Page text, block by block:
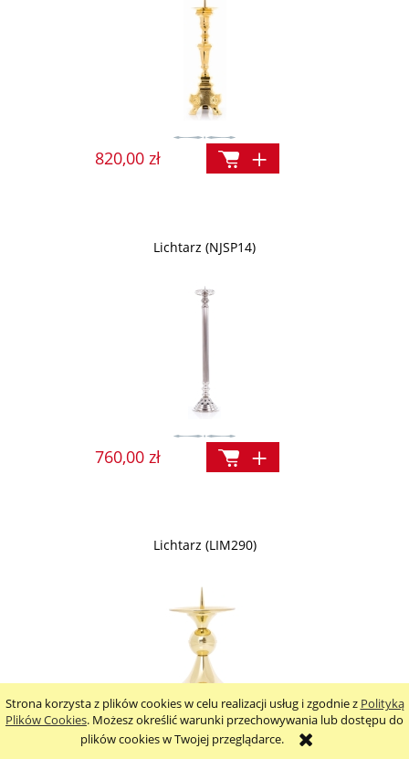
Strona korzysta z plików cookies w celu realizacji usług i zgodnie z Polityką
Plików Cookies. Możesz określić warunki przechowywania lub dostępu do
plików cookies w Twojej przeglądarce.
820,00 zł
Lichtarz (NJSP14)
760,00 zł
Lichtarz (LIM290)